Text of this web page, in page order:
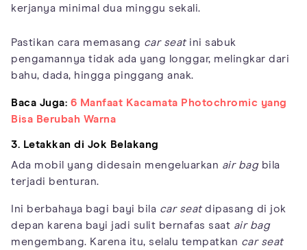
kerjanya minimal dua minggu sekali.
Pastikan cara memasang car seatini sabuk
pengamannya tidak ada yang longgar, melingkar dari
bahu, dada, hingga pinggang anak.
Baca Juga: 6 Manfaat Kacamata Photochromic yang
Bisa Berubah Warna
3. Letakkan di Jok Belakang
Ada mobil yang didesain mengeluarkan air bagbila
terjadi benturan.
Ini berbahaya bagi bayi bila car seatdipasang di jok
depan karena bayi jadi sulit bernafas saat air bag
mengembang. Karena itu, selalu tempatkan car seat